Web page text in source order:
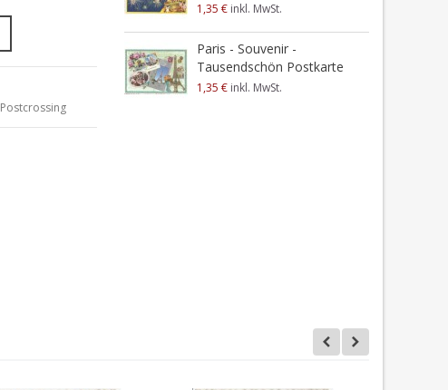
Postcrossing
1,35 € inkl. MwSt.
Paris - Souvenir -
Tausendschön Postkarte
1,35 € inkl. MwSt.